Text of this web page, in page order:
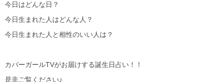
今日はどんな日？
今日生まれた人はどんな人？
今日生まれた人と相性のいい人は？
カバーガールTVがお届けする誕生日占い！！
是非ご覧ください♪